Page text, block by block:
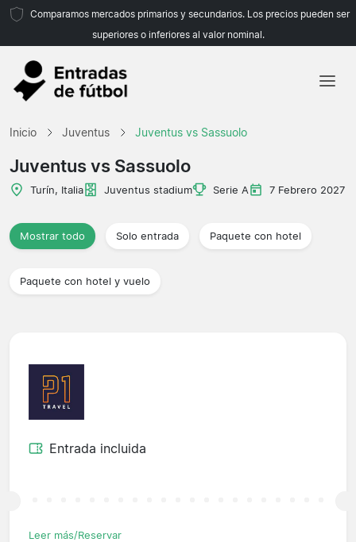
Comparamos mercados primarios y secundarios. Los precios pueden ser
superiores o inferiores al valor nominal.
Inicio Juventus Juventus vs Sassuolo
Juventus vs Sassuolo
Turín, Italia Juventus stadium Serie A 7 Febrero 2027
Mostrar todo Solo entrada Paquete con hotel
Paquete con hotel y vuelo
Entrada incluida
Leer más/Reservar